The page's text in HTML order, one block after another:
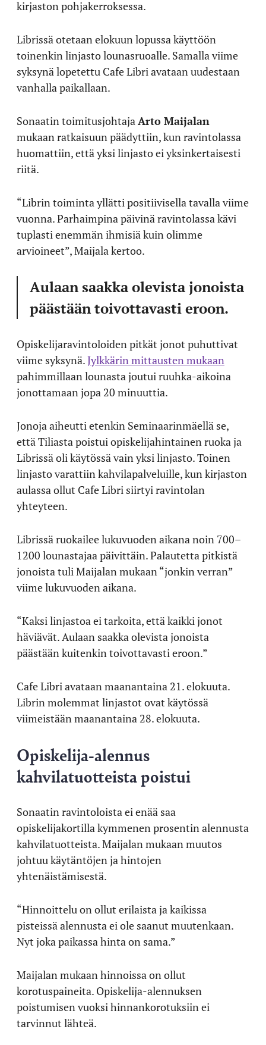
kirjaston pohjakerroksessa.
Librissä otetaan elokuun lopussa käyttöön
toinenkin linjasto lounasruoalle. Samalla viime
syksynä lopetettu Cafe Libri avataan uudestaan
vanhalla paikallaan.
Sonaatin toimitusjohtaja Arto Maijalan
mukaan ratkaisuun päädyttiin, kun ravintolassa
huomattiin, että yksi linjasto ei yksinkertaisesti
riitä.
“Librin toiminta yllätti positiivisella tavalla viime
vuonna. Parhaimpina päivinä ravintolassa kävi
tuplasti enemmän ihmisiä kuin olimme
arvioineet”, Maijala kertoo.
Aulaan saakka olevista jonoista
päästään toivottavasti eroon.
Opiskelijaravintoloiden pitkät jonot puhuttivat
viime syksynä.Jylkkärin mittausten mukaan
pahimmillaan lounasta joutui ruuhka-aikoina
jonottamaan jopa 20 minuuttia.
Jonoja aiheutti etenkin Seminaarinmäellä se,
että Tiliasta poistui opiskelijahintainen ruoka ja
Librissä oli käytössä vain yksi linjasto. Toinen
linjasto varattiin kahvilapalveluille, kun kirjaston
aulassa ollut Cafe Libri siirtyi ravintolan
yhteyteen.
Librissä ruokailee lukuvuoden aikana noin 700–
1200 lounastajaa päivittäin. Palautetta pitkistä
jonoista tuli Maijalan mukaan “jonkin verran”
viime lukuvuoden aikana.
“Kaksi linjastoa ei tarkoita, että kaikki jonot
häviävät. Aulaan saakka olevista jonoista
päästään kuitenkin toivottavasti eroon.”
Cafe Libri avataan maanantaina 21. elokuuta.
Librin molemmat linjastot ovat käytössä
viimeistään maanantaina 28. elokuuta.
Opiskelija-alennus
kahvilatuotteista poistui
Sonaatin ravintoloista ei enää saa
opiskelijakortilla kymmenen prosentin alennusta
kahvilatuotteista. Maijalan mukaan muutos
johtuu käytäntöjen ja hintojen
yhtenäistämisestä.
“Hinnoittelu on ollut erilaista ja kaikissa
pisteissä alennusta ei ole saanut muutenkaan.
Nyt joka paikassa hinta on sama.”
Maijalan mukaan hinnoissa on ollut
korotuspaineita. Opiskelija-alennuksen
poistumisen vuoksi hinnankorotuksiin ei
tarvinnut lähteä.